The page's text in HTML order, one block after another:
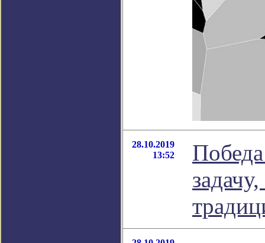
28.10.2019
13:52